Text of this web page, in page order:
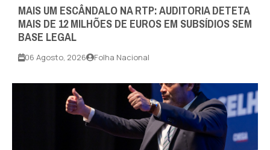
MAIS UM ESCÂNDALO NA RTP: AUDITORIA DETETA
MAIS DE 12 MILHÕES DE EUROS EM SUBSÍDIOS SEM
BASE LEGAL
06 Agosto, 2026 Folha Nacional